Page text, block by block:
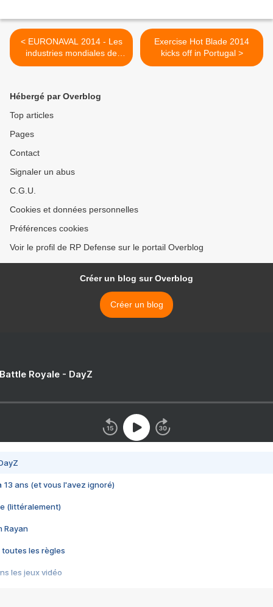
< EURONAVAL 2014 - Les
industries mondiales de
défense navale confirment
Exercise Hot Blade 2014
kicks off in Portugal >
Hébergé par Overblog
Top articles
Pages
Contact
Signaler un abus
C.G.U.
Cookies et données personnelles
Préférences cookies
Voir le profil de RP Defense sur le portail Overblog
Créer un blog sur Overblog
Créer un blog
Royale - DayZ
13 ans (et vous l'avez ignoré)
(littéralement)
Rayan
toutes les règles
les jeux vidéo